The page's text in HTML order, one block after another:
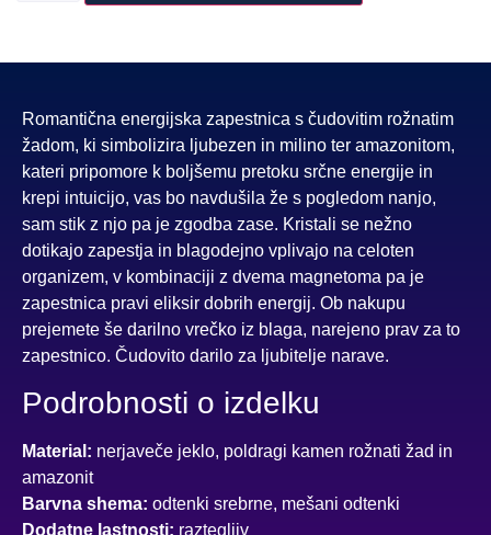
Romantična energijska zapestnica s čudovitim rožnatim
žadom, ki simbolizira ljubezen in milino ter amazonitom,
kateri pripomore k boljšemu pretoku srčne energije in
krepi intuicijo, vas bo navdušila že s pogledom nanjo,
sam stik z njo pa je zgodba zase. Kristali se nežno
dotikajo zapestja in blagodejno vplivajo na celoten
organizem, v kombinaciji z dvema magnetoma pa je
zapestnica pravi eliksir dobrih energij. Ob nakupu
prejemete še darilno vrečko iz blaga, narejeno prav za to
zapestnico. Čudovito darilo za ljubitelje narave.
Podrobnosti o izdelku
Material: nerjaveče jeklo, poldragi kamen rožnati žad in
amazonit
Barvna shema: odtenki srebrne, mešani odtenki
Dodatne lastnosti: raztegljiv